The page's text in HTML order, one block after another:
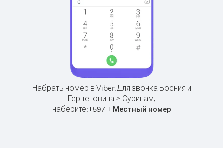
Набрать номер в Viber.Для звонка Босния и
Герцеговина > Суринам,
наберите:+597+ Местный номер